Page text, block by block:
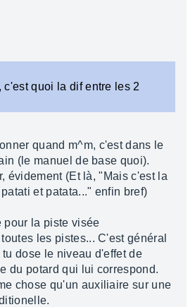
c'est quoi la dif entre les 2
quand m^m, c'est dans le
(le manuel de base quoi).
évidement (Et là, "Mais c'est la
et patata..." enfin bref)
pour la piste visée
les pistes... C'est général
dose le niveau d'effet de
du potard qui lui correspond.
chose qu'un auxiliaire sur une